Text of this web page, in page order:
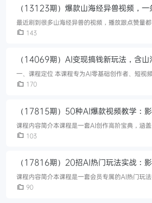
（13123期）爆款山海经异兽视频，
20W+，单日变现1000+
最近刷到很多山海经异兽的视频，播放跟点赞量
也都刷到过，不过好多人不会做，也不知道怎么
143
（14069期）AI变现搞钱新玩法，含
美女等，附工具与千万播放模板
一、课程定位 本课程专为AI零基础创作者、短视频从业者及副业变现需求
者设计，通过15套高热度AI项目实操教学，系统
170
（17815期）50种AI爆款视频教学：
萌宠+山海经蛟龙，高阶宝典商业落地
课程内容简介本课程是一套AI创作高阶宝典，涵
学，聚焦商业落地与影视案例拆解。课程系统讲
103
（17816期）20招AI热门玩法实战：
仙+山海经变幻/等等，解锁百万流量密
课程内容简介本课程是一套会员专属的AI热门玩
涵盖20+种爆款视频制作技巧，助你解锁百万流
90